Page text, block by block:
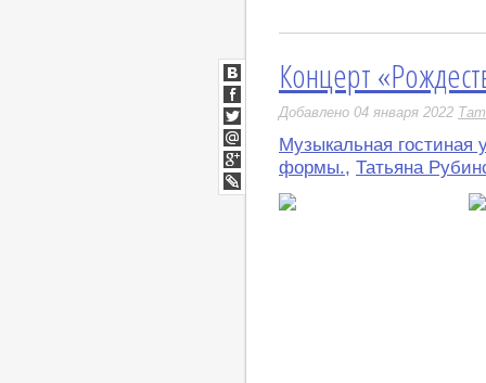
Концерт
Добавлено 04 января 2022
Музыкальная гостиная
формы., Татьяна
ВКонтакте
Facebook
Twitter
Мой
Мир
Google+
LiveJournal